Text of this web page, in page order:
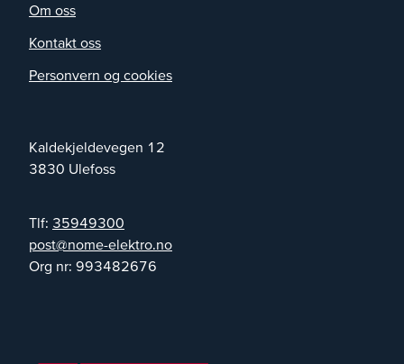
Kaldekjeldevegen 12
3830 Ulefoss
Tlf: 35949300
on.ortkele-emon@tsop
Org nr: 993482676
Om oss
Kontakt oss
Personvern og cookies